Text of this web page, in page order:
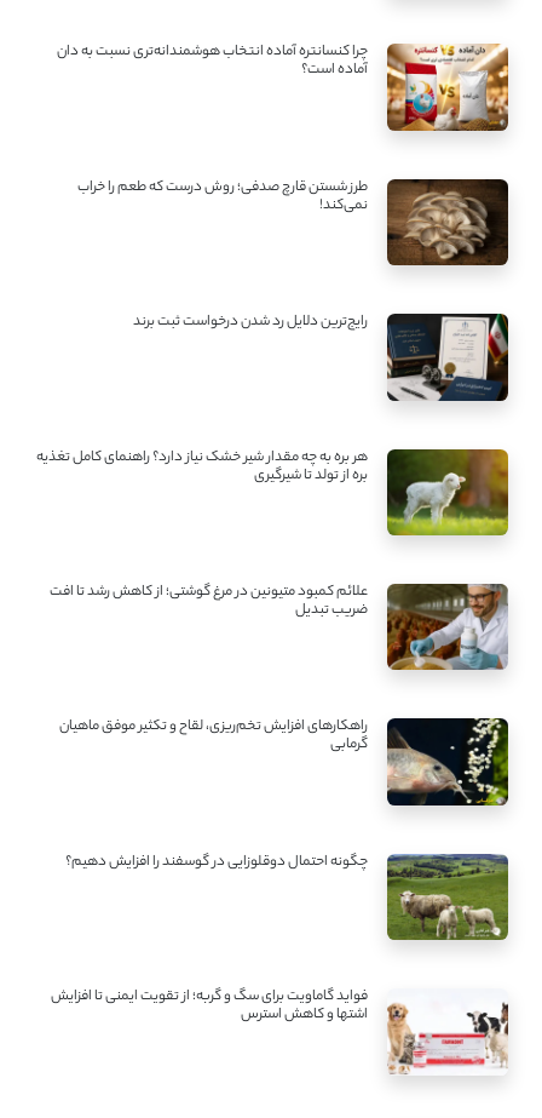
چرا کنسانتره آماده انتخاب هوشمندانه‌تری نسبت به دان
آماده است؟
طرز شستن قارچ صدفی؛ روش درست که طعم را خراب
نمی‌کند!
رایج‌ترین دلایل رد شدن درخواست ثبت برند
هر بره به چه مقدار شیر خشک نیاز دارد؟ راهنمای کامل تغذیه
بره از تولد تا شیرگیری
علائم کمبود متیونین در مرغ گوشتی؛ از کاهش رشد تا افت
ضریب تبدیل
راهکارهای افزایش تخم‌ریزی، لقاح و تکثیر موفق ماهیان
گرمابی
چگونه احتمال دوقلوزایی در گوسفند را افزایش دهیم؟
فواید گاماویت برای سگ و گربه؛ از تقویت ایمنی تا افزایش
اشتها و کاهش استرس